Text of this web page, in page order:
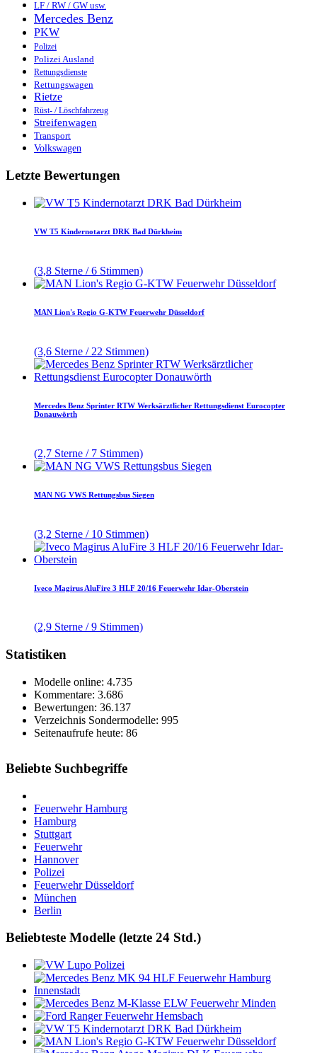
LF / RW / GW usw.
Mercedes Benz
PKW
Polizei
Polizei Ausland
Rettungsdienste
Rettungswagen
Rietze
Rüst- / Löschfahrzeug
Streifenwagen
Transport
Volkswagen
Letzte Bewertungen
VW T5 Kindernotarzt DRK Bad Dürkheim
(3,8 Sterne / 6 Stimmen)
MAN Lion's Regio G-KTW Feuerwehr Düsseldorf
(3,6 Sterne / 22 Stimmen)
Mercedes Benz Sprinter RTW Werksärztlicher Rettungsdienst Eurocopter
Donauwörth
(2,7 Sterne / 7 Stimmen)
MAN NG VWS Rettungsbus Siegen
(3,2 Sterne / 10 Stimmen)
Iveco Magirus AluFire 3 HLF 20/16 Feuerwehr Idar-Oberstein
(2,9 Sterne / 9 Stimmen)
Statistiken
Modelle online: 4.735
Kommentare: 3.686
Bewertungen: 36.137
Verzeichnis Sondermodelle: 995
Seitenaufrufe heute: 86
Beliebte Suchbegriffe
Feuerwehr Hamburg
Hamburg
Stuttgart
Feuerwehr
Hannover
Polizei
Feuerwehr Düsseldorf
München
Berlin
Beliebteste Modelle (letzte 24 Std.)